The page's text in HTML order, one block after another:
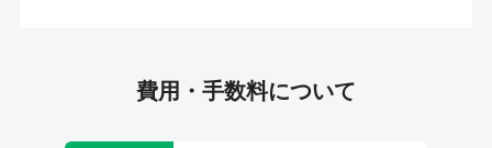
費用・手数料について